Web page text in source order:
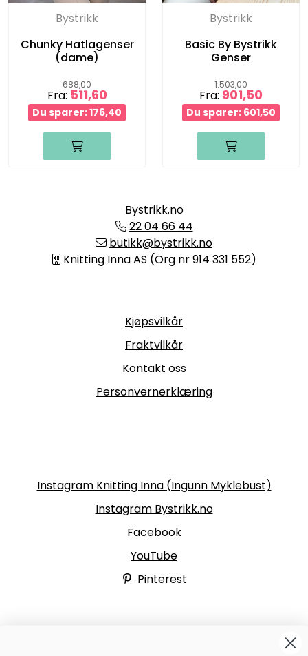
Bystrikk
Chunky Hatlagenser
(dame)
688,00
Fra: 511,60
Du sparer: 176,40
Bystrikk
Basic By Bystrikk
Genser
1.503,00
Fra: 901,50
Du sparer: 601,50
Bystrikk.no
22 04 66 44
butikk@bystrikk.no
Knitting Inna AS (Org nr 914 331 552)
Kjøpsvilkår
Fraktvilkår
Kontakt oss
Personvernerklæring
Instagram Knitting Inna (Ingunn Myklebust)
Instagram Bystrikk.no
Facebook
YouTube
Pinterest